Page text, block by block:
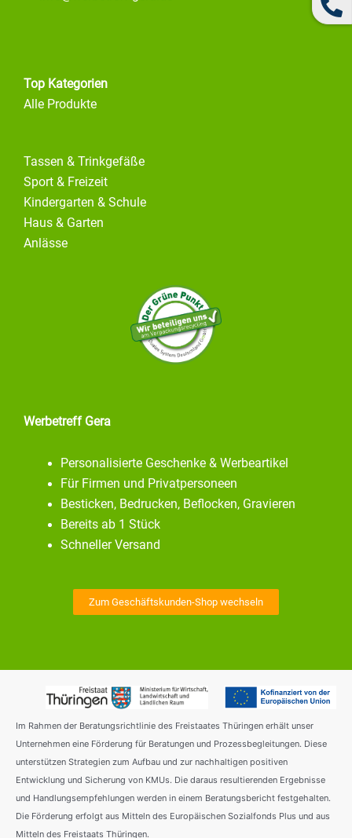
Top Kategorien
Alle Produkte
Tassen & Trinkgefäße
Sport & Freizeit
Kindergarten & Schule
Haus & Garten
Anlässe
Werbetreff Gera
Personalisierte Geschenke & Werbeartikel
Für Firmen und Privatpersoneen
Besticken, Bedrucken, Beflocken, Gravieren
Bereits ab 1 Stück
Schneller Versand
Zum Geschäftskunden-Shop wechseln
Im Rahmen der Beratungsrichtlinie des Freistaates Thüringen erhält unser
Unternehmen eine Förderung für Beratungen und Prozessbegleitungen. Diese
unterstützen Strategien zum Aufbau und zur nachhaltigen positiven
Entwicklung und Sicherung von KMUs. Die daraus resultierenden Ergebnisse
und Handlungsempfehlungen werden in einem Beratungsbericht festgehalten.
Die Förderung erfolgt aus Mitteln des Europäischen Sozialfonds Plus und aus
Mitteln des Freistaats Thüringen.